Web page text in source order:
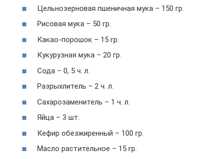
Цельнозерновая пшеничная мука – 150 гр.
Рисовая мука – 50 гр.
Какао-порошок – 15 гр.
Кукурузная мука – 20 гр.
Сода – 0, 5 ч. л.
Разрыхлитель – 2 ч. л.
Сахарозаменитель – 1 ч. л.
Яйца – 3 шт.
Кефир обезжиренный – 100 гр.
Масло растительное – 15 гр.